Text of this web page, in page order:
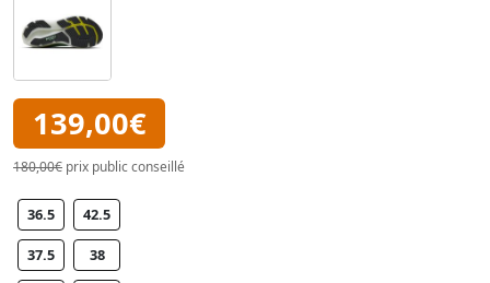
139,00€
180,00€ prix public conseillé
36.5 42.5
37.5 38